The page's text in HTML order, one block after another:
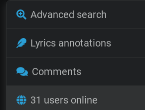
Advanced search
Lyrics annotations
Comments
31 users online